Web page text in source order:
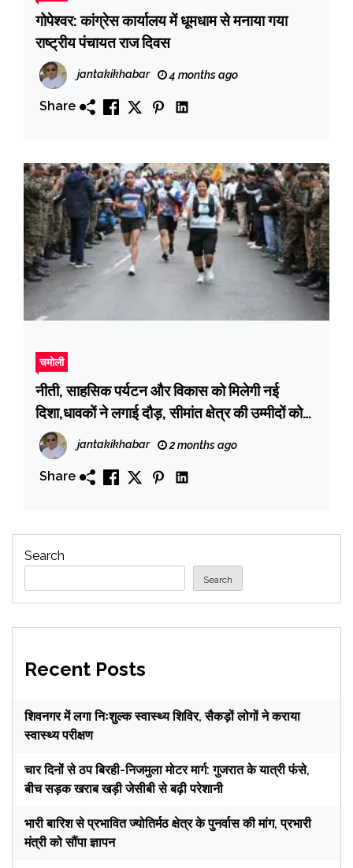
गोपेश्वर: कांग्रेस कार्यालय में धूमधाम से मनाया गया
राष्ट्रीय पंचायत राज दिवस
jantakikhabar 4 months ago
Share
चमोली
नीती, साहसिक पर्यटन और विकास को मिलेगी नई
दिशा,धावकों ने लगाई दौड़, सीमांत क्षेत्र की उम्मीदों को
लगे पंख
jantakikhabar 2 months ago
Share
Search
Search
Recent Posts
शिवनगर में लगा निःशुल्क स्वास्थ्य शिविर, सैकड़ों लोगों ने कराया
स्वास्थ्य परीक्षण
चार दिनों से ठप बिरही-निजमुला मोटर मार्ग: गुजरात के यात्री फंसे,
बीच सड़क खराब खड़ी जेसीबी से बढ़ी परेशानी
भारी बारिश से प्रभावित ज्योतिर्मठ क्षेत्र के पुनर्वास की मांग, प्रभारी
मंत्री को सौंपा ज्ञापन